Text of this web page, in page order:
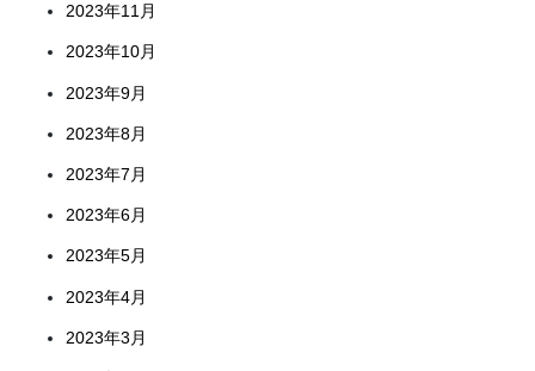
2023年11月
2023年10月
2023年9月
2023年8月
2023年7月
2023年6月
2023年5月
2023年4月
2023年3月